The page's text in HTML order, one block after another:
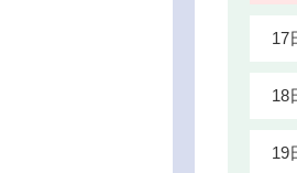
17
18
19